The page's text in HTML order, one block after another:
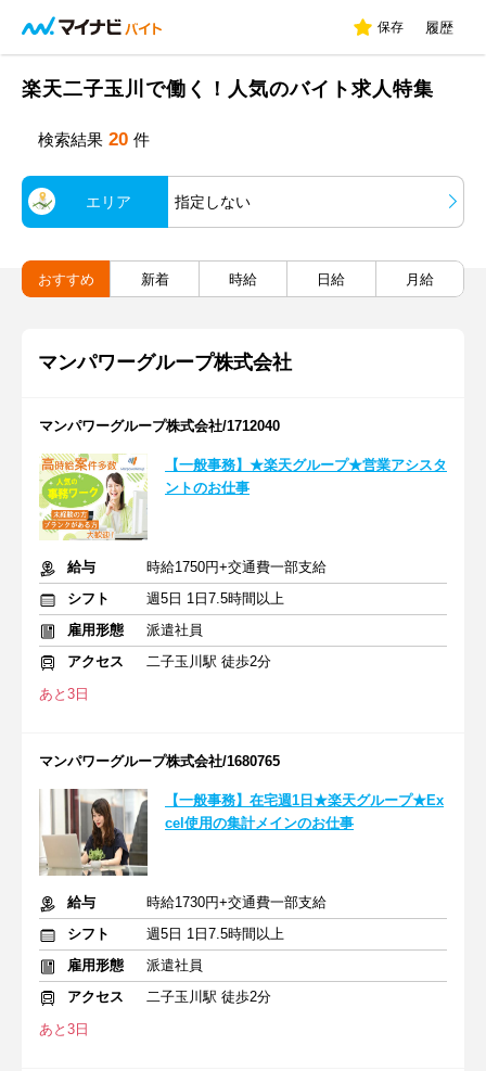
保存 履歴
楽天二子玉川で働く！人気のバイト求人特集
検索結果 20 件
エリア 指定しない
おすすめ 新着 時給 日給 月給
マンパワーグループ株式会社
マンパワーグループ株式会社/1712040
【一般事務】★楽天グループ★営業アシスタ
ントのお仕事
給与
時給1750円+交通費一部支給
シフト
週5日 1日7.5時間以上
雇用形態
派遣社員
アクセス
二子玉川駅 徒歩2分
あと3日
マンパワーグループ株式会社/1680765
【一般事務】在宅週1日★楽天グループ★Ex
cel使用の集計メインのお仕事
給与
時給1730円+交通費一部支給
シフト
週5日 1日7.5時間以上
雇用形態
派遣社員
アクセス
二子玉川駅 徒歩2分
あと3日